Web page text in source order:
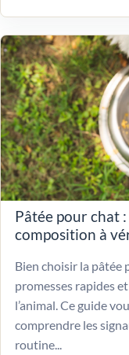
Pâtée pour chat
composition à
Bien choisir la pâtée
promesses rapides
l’animal. Ce guide
comprendre les
routine...